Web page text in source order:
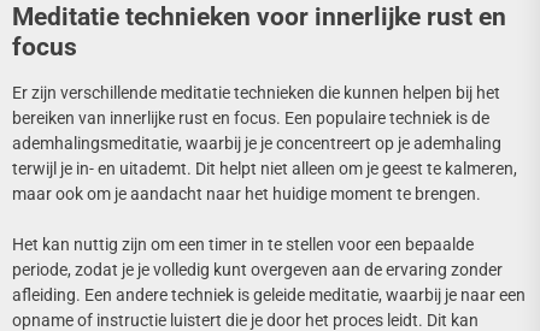
Meditatie technieken voor innerlijke rust en
focus
Er zijn verschillende meditatie technieken die kunnen helpen bij het
bereiken van innerlijke rust en focus. Een populaire techniek is de
ademhalingsmeditatie, waarbij je je concentreert op je ademhaling
terwijl je in- en uitademt. Dit helpt niet alleen om je geest te kalmeren,
maar ook om je aandacht naar het huidige moment te brengen.
Het kan nuttig zijn om een timer in te stellen voor een bepaalde
periode, zodat je je volledig kunt overgeven aan de ervaring zonder
afleiding. Een andere techniek is geleide meditatie, waarbij je naar een
opname of instructie luistert die je door het proces leidt. Dit kan